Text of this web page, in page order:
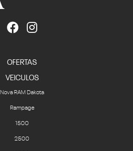
OFERTAS
VEICULOS
Nova RAM Dakota
Rampage
1500
2500